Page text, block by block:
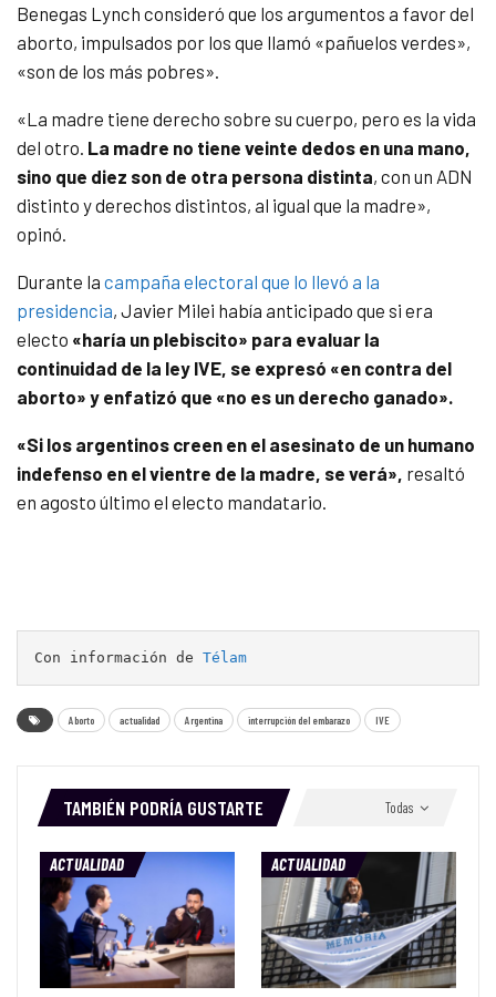
Benegas Lynch consideró que los argumentos a favor del
aborto, impulsados por los que llamó «pañuelos verdes»,
«son de los más pobres».
«La madre tiene derecho sobre su cuerpo, pero es la vida
del otro. La madre no tiene veinte dedos en una mano,
sino que diez son de otra persona distinta, con un ADN
distinto y derechos distintos, al igual que la madre»,
opinó.
Durante la campaña electoral que lo llevó a la
presidencia, Javier Milei había anticipado que si era
electo «haría un plebiscito» para evaluar la
continuidad de la ley IVE, se expresó «en contra del
aborto» y enfatizó que «no es un derecho ganado».
«Si los argentinos creen en el asesinato de un humano
indefenso en el vientre de la madre, se verá», resaltó
en agosto último el electo mandatario.
Con información de Télam
Aborto actualidad Argentina interrupción del embarazo IVE
Todas
TAMBIÉN PODRÍA GUSTARTE
ACTUALIDAD ACTUALIDAD